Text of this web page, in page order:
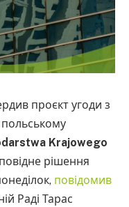
проєкт угоди з
Krajowego
рішення
повідомив
Раді Тарас